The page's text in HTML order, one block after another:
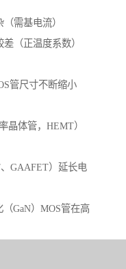
需基电流）
（正温度系数）
管尺寸不断缩小
晶体管，HEMT）
GAAFET）延长电
GaN）MOS管在高